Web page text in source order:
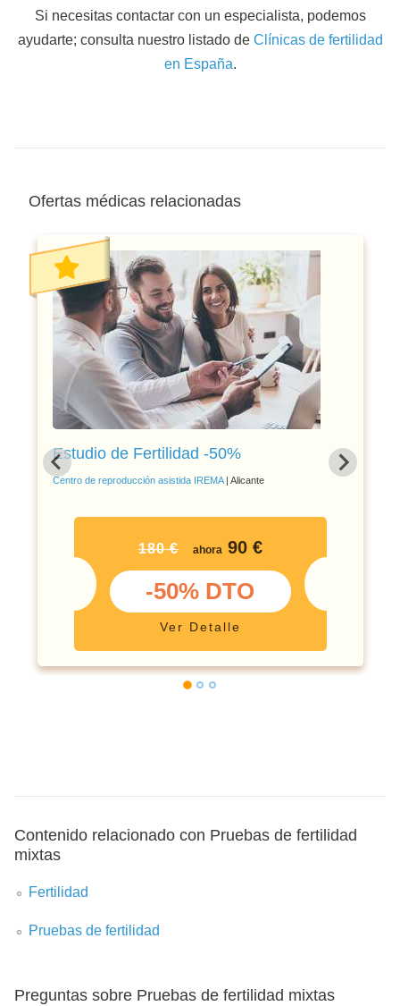
Si necesitas contactar con un especialista, podemos
ayudarte; consulta nuestro listado de Clínicas de fertilidad
en España.
Ofertas médicas relacionadas
Estudio de Fertilidad -50%
Centro de reproducción asistida IREMA| Alicante
180 € ahora 90 €
-50% DTO
Ver Detalle
Contenido relacionado con Pruebas de fertilidad
mixtas
Fertilidad
Pruebas de fertilidad
Preguntas sobre Pruebas de fertilidad mixtas